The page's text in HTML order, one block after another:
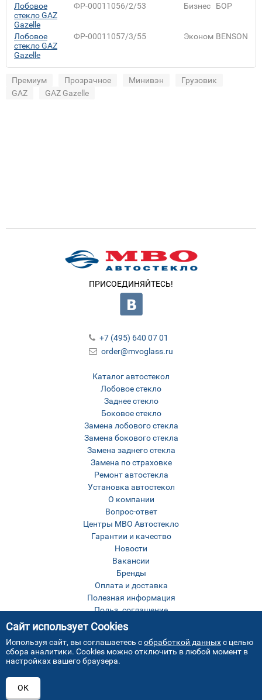
Лобовое
стекло GAZ
Gazelle
ФР-00011056/2/53 Бизнес БОР
Лобовое
стекло GAZ
Gazelle
ФР-00011057/3/55 Эконом BENSON
Премиум Прозрачное Минивэн
Грузовик
GAZ
GAZ Gazelle
ПРИСОЕДИНЯЙТЕСЬ!
Каталог автостекол
Лобовое стекло
Заднее стекло
Боковое стекло
Замена лобового стекла
Замена бокового стекла
Замена заднего стекла
Замена по страховке
Ремонт автостекла
Установка автостекол
О компании
Вопрос-ответ
Центры МВО Автостекло
Гарантии и качество
Новости
Вакансии
Бренды
Оплата и доставка
Полезная информация
Польз. соглашение
Оставить отзыв
Карта сайта
+7 (495) 640 07 01
order@mvoglass.ru
Все права защищены © МВО Автостекло Москва
Сайт использует Cookies
Используя сайт, вы соглашаетесь собработкой данныхс целью
сбора аналитики. Cookies можно отключить в любой момент в
настройках вашего браузера.
ОК